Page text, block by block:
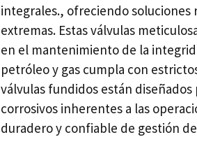
integrales., ofreciendo
extremas. Estas válvulas
en el mantenimiento de la
petróleo y gas cumpla con
válvulas fundidos están
corrosivos inherentes a las
duradero y confiable de gestión